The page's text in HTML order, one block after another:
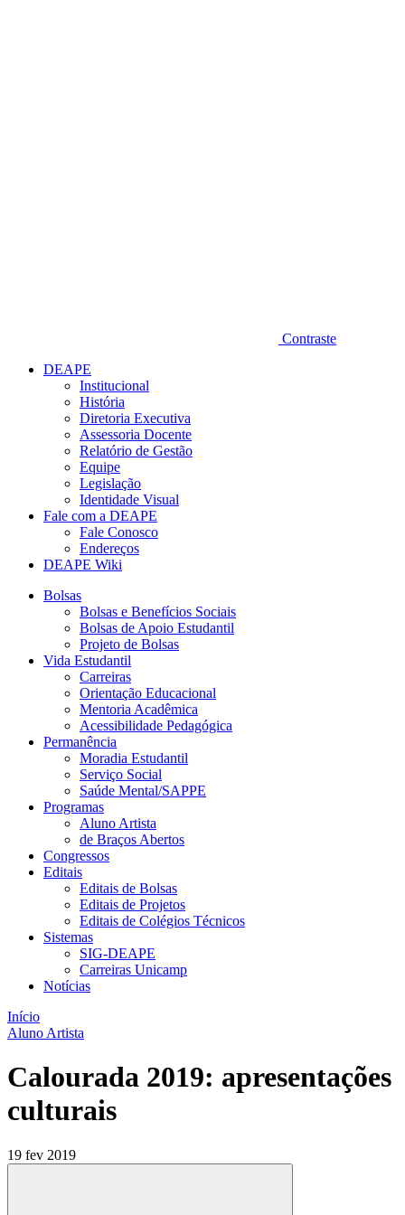
Contraste
DEAPE
Institucional
História
Diretoria Executiva
Assessoria Docente
Relatório de Gestão
Equipe
Legislação
Identidade Visual
Fale com a DEAPE
Fale Conosco
Endereços
DEAPE Wiki
Bolsas
Bolsas e Benefícios Sociais
Bolsas de Apoio Estudantil
Projeto de Bolsas
Vida Estudantil
Carreiras
Orientação Educacional
Mentoria Acadêmica
Acessibilidade Pedagógica
Permanência
Moradia Estudantil
Serviço Social
Saúde Mental/SAPPE
Programas
Aluno Artista
de Braços Abertos
Congressos
Editais
Editais de Bolsas
Editais de Projetos
Editais de Colégios Técnicos
Sistemas
SIG-DEAPE
Carreiras Unicamp
Notícias
Início
Aluno Artista
Calourada 2019: apresentações
culturais
19 fev 2019